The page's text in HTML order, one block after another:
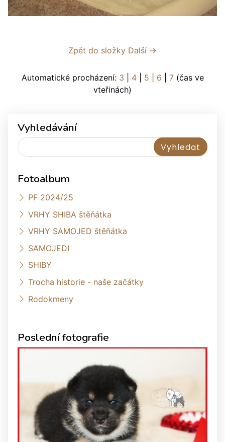
Zpět do složky Další →
Automatické procházení: 3 4| 5 6 7(čas ve
vteřinách)
Vyhledávání
Fotoalbum
PF 2024/25
VRHY SHIBA štěňátka
VRHY SAMOJED štěňátka
SAMOJEDI
SHIBY
Trocha historie - naše začátky
Rodokmeny
Poslední fotografie